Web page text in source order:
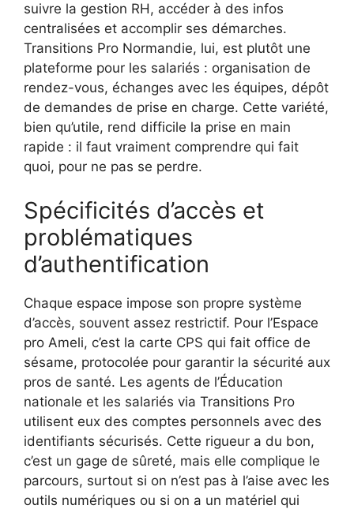
suivre la gestion RH, accéder à des infos
centralisées et accomplir ses démarches.
Transitions Pro Normandie, lui, est plutôt une
plateforme pour les salariés : organisation de
rendez-vous, échanges avec les équipes, dépôt
de demandes de prise en charge. Cette variété,
bien qu’utile, rend difficile la prise en main
rapide : il faut vraiment comprendre qui fait
quoi, pour ne pas se perdre.
Spécificités d’accès et
problématiques
d’authentification
Chaque espace impose son propre système
d’accès, souvent assez restrictif. Pour l’Espace
pro Ameli, c’est la carte CPS qui fait office de
sésame, protocolée pour garantir la sécurité aux
pros de santé. Les agents de l’Éducation
nationale et les salariés via Transitions Pro
utilisent eux des comptes personnels avec des
identifiants sécurisés. Cette rigueur a du bon,
c’est un gage de sûreté, mais elle complique le
parcours, surtout si on n’est pas à l’aise avec les
outils numériques ou si on a un matériel qui